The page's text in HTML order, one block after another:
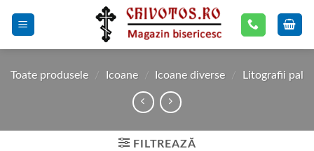
Toate produsele / Icoane / Icoane diverse / Litografii pal
FILTREAZĂ